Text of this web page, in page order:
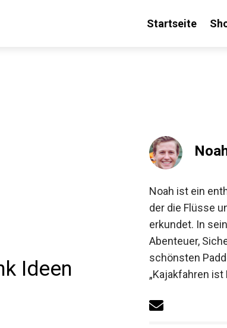
Startseite
Ideen
Noah ist ein
der die Flüsse
erkundet. In
Abenteuer,
schönsten
„Kajakfahren ist
Produkte im Sale bei Decathlon an!